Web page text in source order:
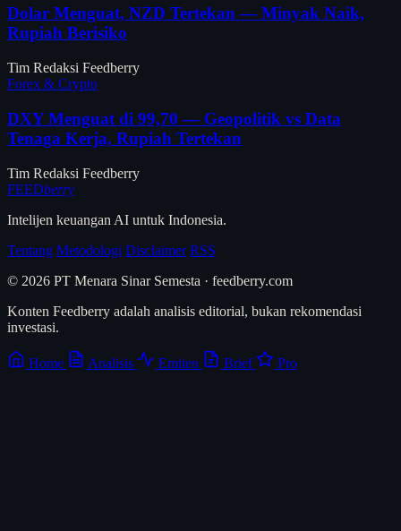
Dolar Menguat, NZD Tertekan — Minyak Naik,
Rupiah Berisiko
Tim Redaksi Feedberry
Forex & Crypto
DXY Menguat di 99,70 — Geopolitik vs Data
Tenaga Kerja, Rupiah Tertekan
Tim Redaksi Feedberry
FEEDberry
Intelijen keuangan AI untuk Indonesia.
Tentang Metodologi Disclaimer RSS
© 2026 PT Menara Sinar Semesta · feedberry.com
Konten Feedberry adalah analisis editorial, bukan rekomendasi
investasi.
Home Analisis Emiten Brief Pro